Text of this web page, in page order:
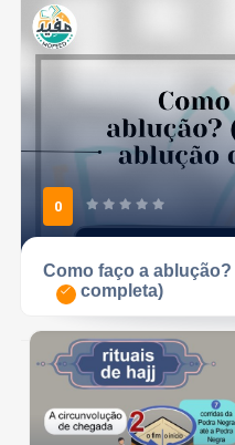
0
Como faço a
completa)